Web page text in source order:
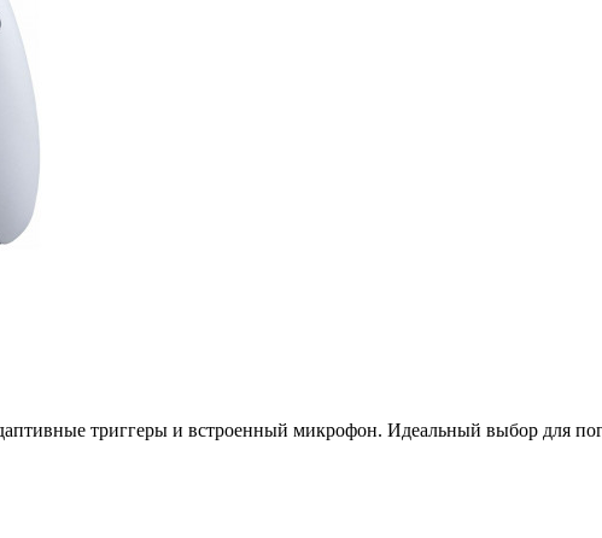
триггеры и встроенный микрофон. Идеальный выбор для